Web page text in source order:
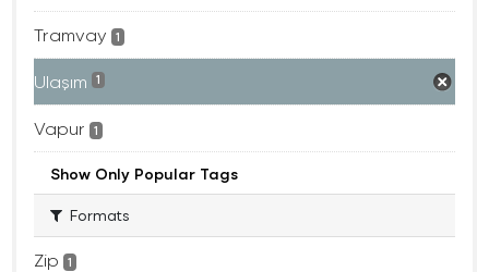
Tramvay 1
Ulaşım 1
Vapur 1
Show Only Popular Tags
Formats
Zip 1